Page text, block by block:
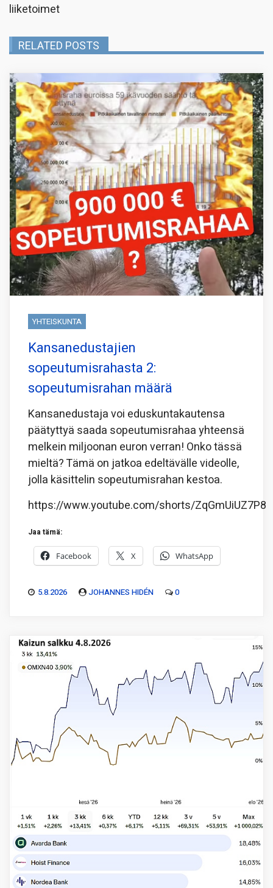
liiketoimet
RELATED POSTS
YHTEISKUNTA
Kansanedustajien
sopeutumisrahasta 2:
sopeutumisrahan määrä
Kansanedustaja voi eduskuntakautensa
päätyttyä saada sopeutumisrahaa yhteensä
melkein miljoonan euron verran! Onko tässä
mieltä? Tämä on jatkoa edeltävälle videolle,
jolla käsittelin sopeutumisrahan kestoa.
https://www.youtube.com/shorts/ZqGmUiUZ7P8
Jaa tämä:
Facebook X WhatsApp
5.8.2026 JOHANNES HIDÉN 0